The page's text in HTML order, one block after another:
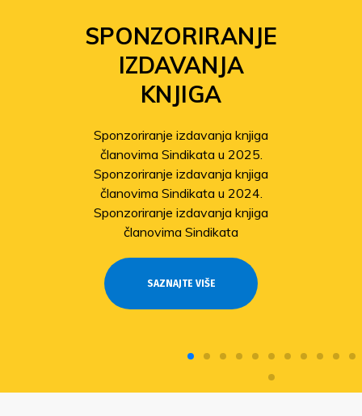
SPONZORIRANJE
IZDAVANJA
KNJIGA
Sponzoriranje izdavanja knjiga
članovima Sindikata u 2025.
Sponzoriranje izdavanja knjiga
članovima Sindikata u 2024.
Sponzoriranje izdavanja knjiga
članovima Sindikata
SAZNAJTE VIŠE